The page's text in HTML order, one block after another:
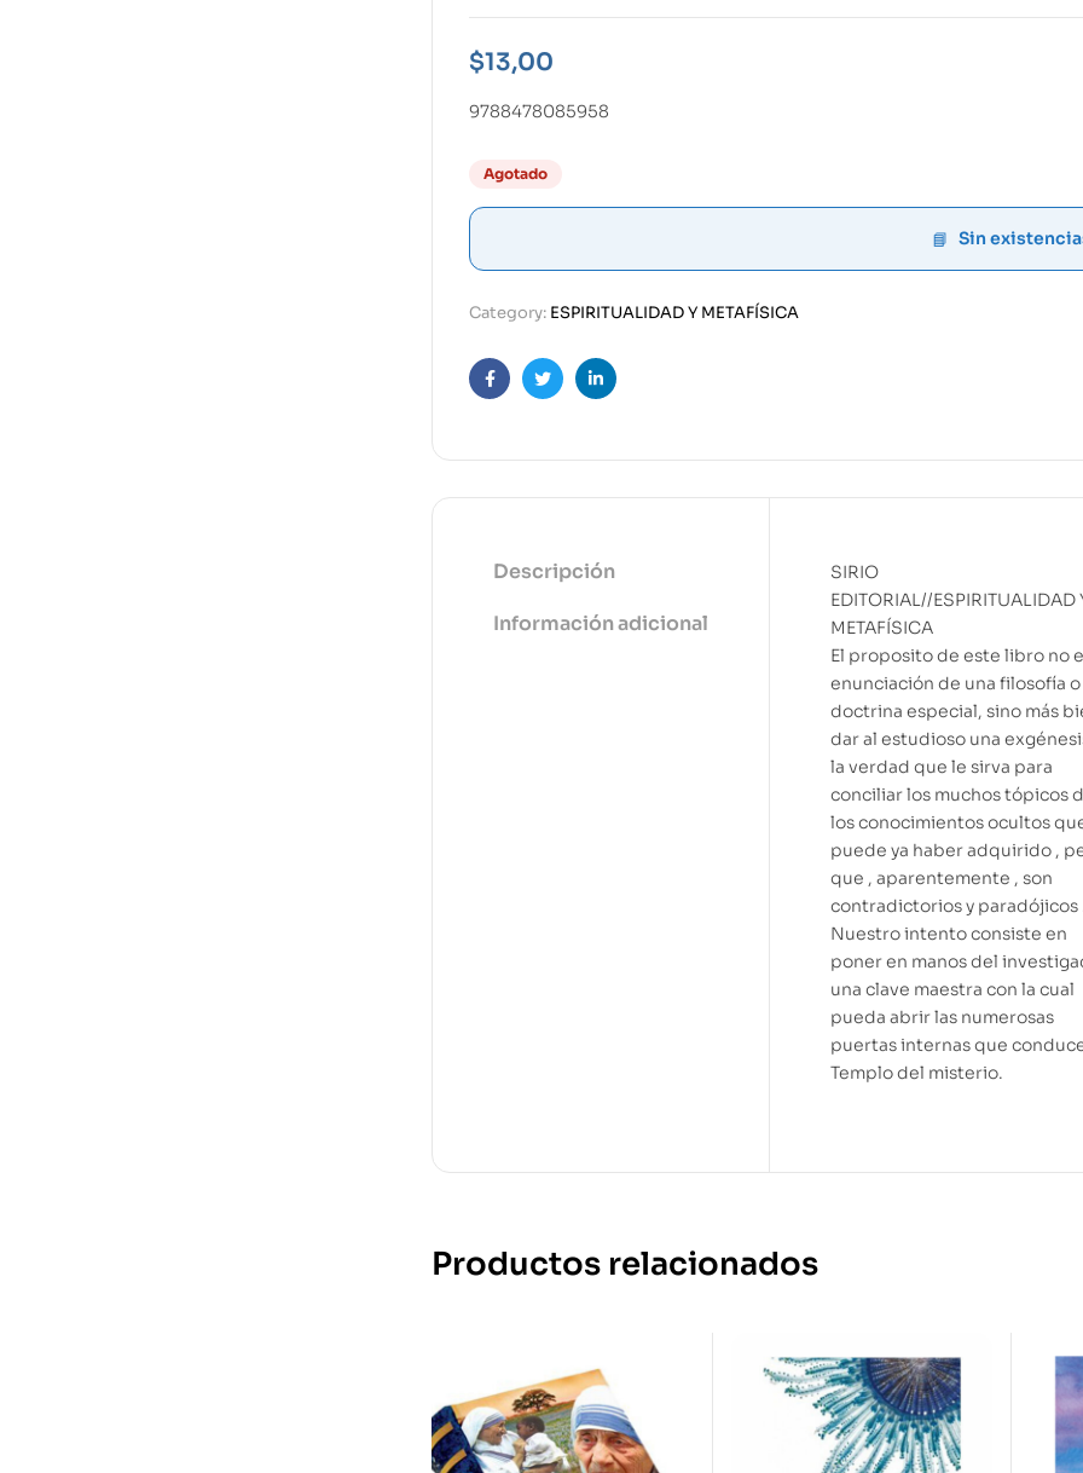
$13,00
9788478085958
Agotado
Sin
Category: ESPIRITUALIDAD Y METAFÍSICA
FacebookTwitterLinkedin
Descripción
Información adicional
SIRIO
EDITORIAL//ESPIRITUALIDAD
METAFÍSICA
El proposito de este libro no
enunciación de una filosofía o
doctrina especial, sino más
dar al estudioso una
la verdad que le sirva para
conciliar los muchos tópicos
los conocimientos ocultos
puede ya haber adquirido ,
que , aparentemente , son
contradictorios y paradójicos
Nuestro intento consiste en
poner en manos del
una clave maestra con la cual
pueda abrir las numerosas
puertas internas que
Templo del misterio.
Productos relacionados